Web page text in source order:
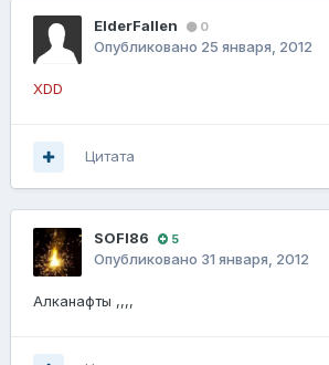
ElderFallen 0
Опубликовано 25 января, 2012
XDD
Цитата
SOFI86 5
Опубликовано 31 января, 2012
Алканафты ,,,,